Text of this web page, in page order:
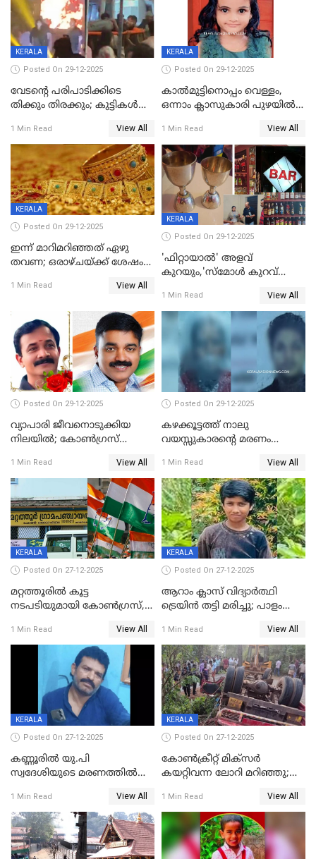
KERALA
Posted On 29-12-2025
വേടന്റെ പരിപാടിക്കിടെ
തിക്കും തിരക്കും; കുട്ടികള്‍
പരിക്ക്; പാളം മറികടന്ന
യുവാവ് ട്രെയിന്‍ തട്ടി മരിച്ചു
1 Min Read View All
KERALA
Posted On 29-12-2025
കാൽമുട്ടിനൊപ്പം വെള്ളം,
ഒന്നാം ക്ലാസുകാരി പുഴയിൽ
കുട്ടികൾക്കൊപ്പം
കളിക്കുന്നതിനിടെ
1 Min Read View All
KERALA
Posted On 29-12-2025
ഇന്ന് മാറിമറിഞ്ഞത് ഏഴു
തവണ; ഒരാഴ്ചയ്ക്ക് ശേഷം
1 Min Read View All
KERALA
Posted On 29-12-2025
'ഫിറ്റായാൽ' അളവ്
കുറയും,'സ്‌മോൾ കുറവ്
പിഴ
1 Min Read View All
Posted On 29-12-2025
വ്യാപാരി ജീവനൊടുക്കിയ
നിലയില്‍; കോണ്‍ഗ്രസ്
മാനസികപീഡനമെന്ന് കുറിപ്പ്
1 Min Read View All
Posted On 29-12-2025
കഴക്കൂട്ടത്ത് നാലു
വയസ്സുകാരന്റെ മരണം
സുഹൃത്തും പൊലീസ്
കസ്റ്റഡിയിൽ
1 Min Read View All
KERALA
Posted On 27-12-2025
മറ്റത്തൂരിൽ കൂട്ട
നടപടിയുമായി കോണ്‍ഗ്രസ്,
എട്ട് പേര്‍ ഉള്‍പ്പെടെ
പത്തുപേരെ പുറത്താക്കി,
ചൊവ്വന്നൂരിലും നടപടി
1 Min Read View All
KERALA
Posted On 27-12-2025
ആറാം ക്ലാസ് വിദ്യാർത്ഥി
ട്രെയിൻ തട്ടി മരിച്ചു; പാളം
അപകടം മലപ്പുറത്ത്
1 Min Read View All
KERALA
Posted On 27-12-2025
കണ്ണൂരിൽ യു.പി
സ്വദേശിയുടെ മരണത്തിൽ
കേസ്; തർക്കമുണ്ടായത്
ഫേഷ്യലിന് 300 രൂപ
ആവശ്യപ്പെട്ടതിനെച്ചൊല്ലി
1 Min Read View All
KERALA
Posted On 27-12-2025
കോണ്‍ക്രീറ്റ് മിക്‌സര്‍
കയറ്റിവന്ന ലോറി മറിഞ്ഞു;
അപകടം കണ്ണൂരിൽ
1 Min Read View All